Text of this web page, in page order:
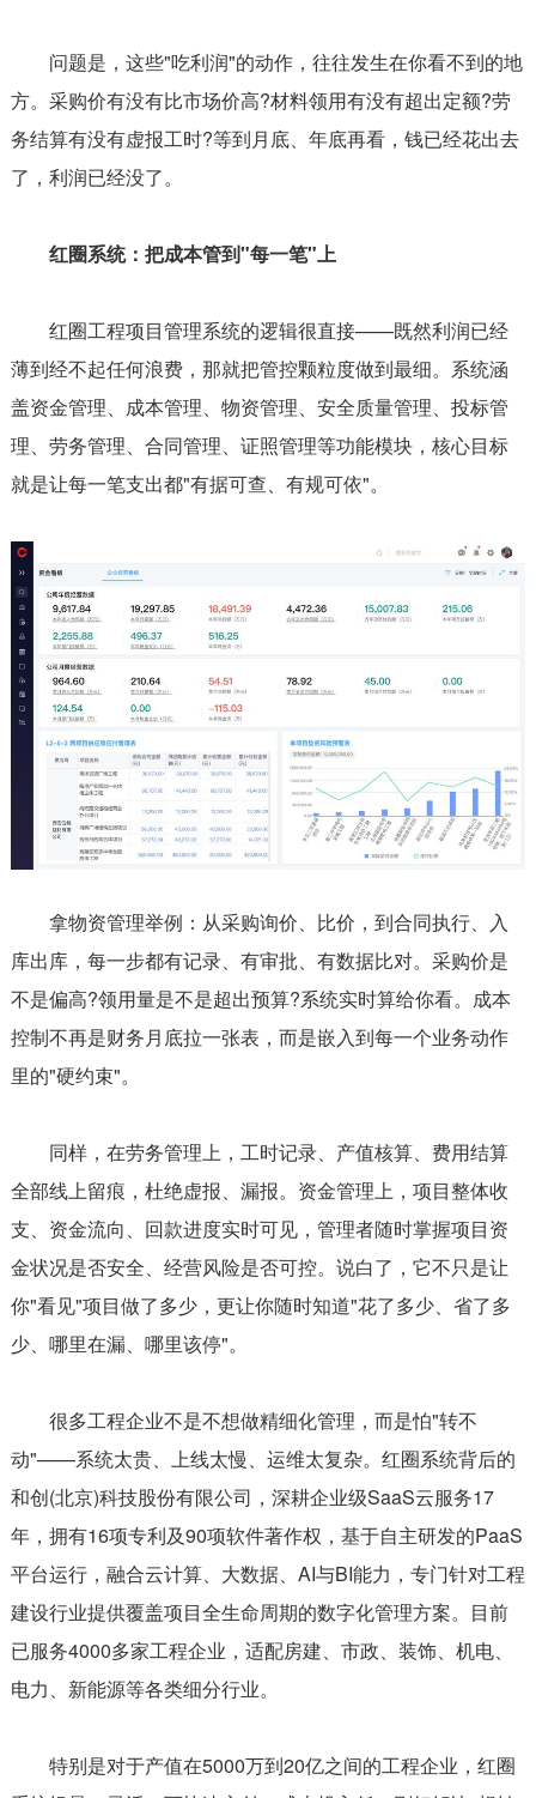
问题是，这些"吃利润"的动作，往往发生在你看不到的地
方。采购价有没有比市场价高?材料领用有没有超出定额?劳
务结算有没有虚报工时?等到月底、年底再看，钱已经花出去
了，利润已经没了。
红圈系统：把成本管到"每一笔"上
红圈工程项目管理系统的逻辑很直接——既然利润已经
薄到经不起任何浪费，那就把管控颗粒度做到最细。系统涵
盖资金管理、成本管理、物资管理、安全质量管理、投标管
理、劳务管理、合同管理、证照管理等功能模块，核心目标
就是让每一笔支出都"有据可查、有规可依"。
拿物资管理举例：从采购询价、比价，到合同执行、入
库出库，每一步都有记录、有审批、有数据比对。采购价是
不是偏高?领用量是不是超出预算?系统实时算给你看。成本
控制不再是财务月底拉一张表，而是嵌入到每一个业务动作
里的"硬约束"。
同样，在劳务管理上，工时记录、产值核算、费用结算
全部线上留痕，杜绝虚报、漏报。资金管理上，项目整体收
支、资金流向、回款进度实时可见，管理者随时掌握项目资
金状况是否安全、经营风险是否可控。说白了，它不只是让
你"看见"项目做了多少，更让你随时知道"花了多少、省了多
少、哪里在漏、哪里该停"。
很多工程企业不是不想做精细化管理，而是怕"转不
动"——系统太贵、上线太慢、运维太复杂。红圈系统背后的
和创(北京)科技股份有限公司，深耕企业级SaaS云服务17
年，拥有16项专利及90项软件著作权，基于自主研发的PaaS
平台运行，融合云计算、大数据、AI与BI能力，专门针对工程
建设行业提供覆盖项目全生命周期的数字化管理方案。目前
已服务4000多家工程企业，适配房建、市政、装饰、机电、
电力、新能源等各类细分行业。
特别是对于产值在5000万到20亿之间的工程企业，红圈